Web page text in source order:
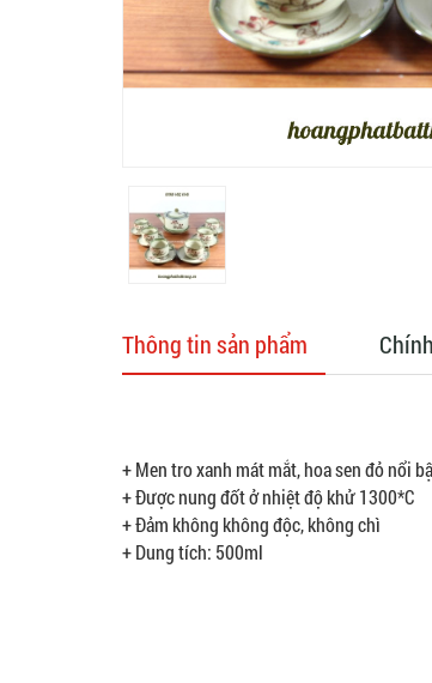
Thông tin sản phẩm
+ Men tro xanh mát mắt, hoa sen đỏ nổi
+ Được nung đốt ở nhiệt độ khử 1300*C
+ Đảm không không độc, không chì
+ Dung tích: 500ml